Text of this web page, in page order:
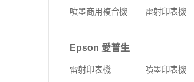
噴墨商用複合機
雷射印表機
Epson 愛普生
雷射印表機
噴墨印表機